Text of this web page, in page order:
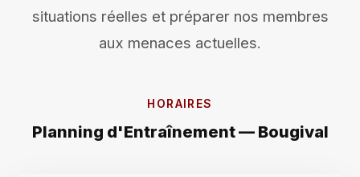
situations réelles et préparer nos membres
aux menaces actuelles.
HORAIRES
Planning d'Entraînement — Bougival